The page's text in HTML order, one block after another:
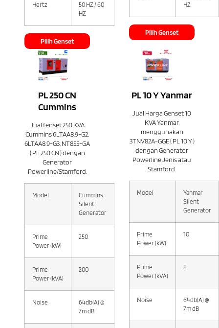
Hertz
50 HZ / 60
HZ
Pilih Genset
HZ
Pilih Genset
PL 250 CN
Cummins
Jual fenset 250 KVA
Cummins 6LTAA8.9-G2,
6LTAA8.9-G3, NT855-GA
( PL 250 CN ) dengan
Generator
Powerline/Stamford.
Model
Cummins
Silent
Generator
Prime
Power (kW)
250
Prime
Power (kVA)
200
Noise
64db(A) @
7m dB
PL 10 Y Yanmar
Jual Harga Genset 10
KVA Yanmar
menggunakan
3TNV82A-GGE ( PL 10 Y )
dengan Generator
Powerline Jenis atau
Stamford.
Model
Yanmar
Silent
Generator
Prime
Power (kW)
10
Prime
Power (kVA)
8
Noise
64db(A) @
7m dB